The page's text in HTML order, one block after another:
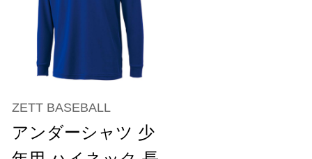
ZETT BASEBALL
アンダーシャツ 少